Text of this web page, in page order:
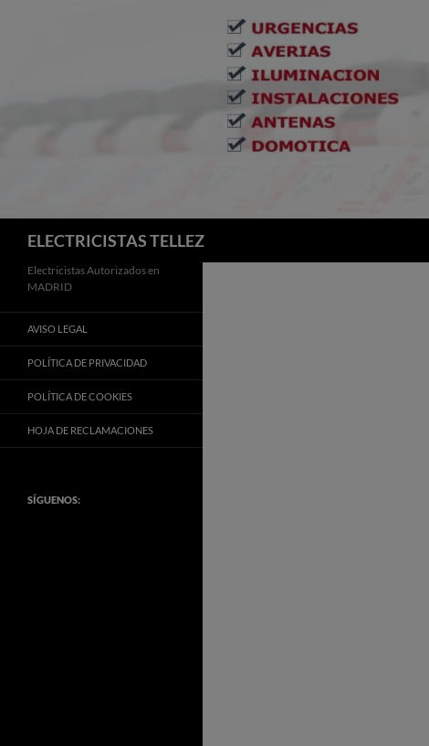
ELECTRICISTAS TELLEZ
Electricistas Autorizados en
MADRID
AVISO LEGAL
POLÍTICA DE PRIVACIDAD
POLÍTICA DE COOKIES
HOJA DE RECLAMACIONES
SÍGUENOS: